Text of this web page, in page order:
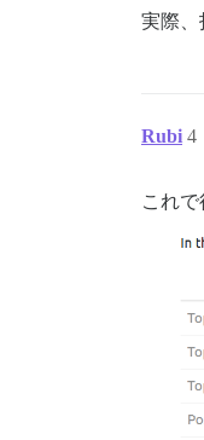
実際、
Rubi 4
これで